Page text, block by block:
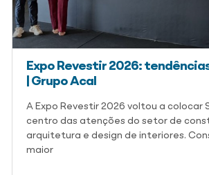
Expo Revestir 2026:
| Grupo Acal
A Expo Revestir 2026 voltou a colocar
centro das atenções do setor de
arquitetura e design de interiores.
maior